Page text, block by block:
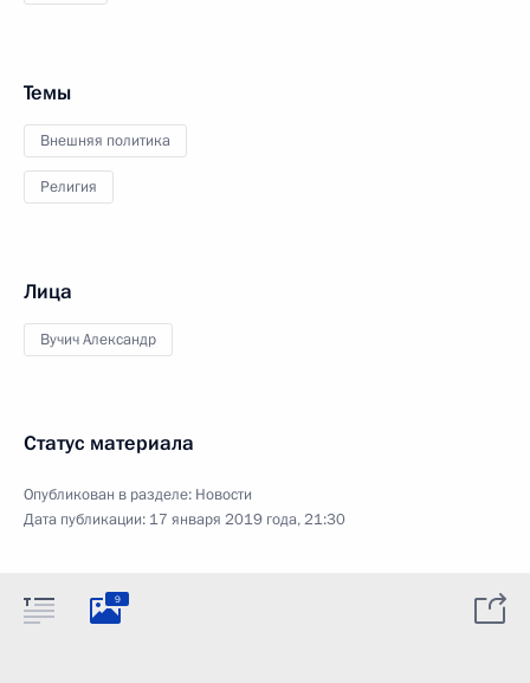
Темы
Внешняя политика
Религия
Лица
Вучич Александр
Статус материала
Опубликован в разделе: Новости
Дата публикации: 17 января 2019 года, 21:30
9